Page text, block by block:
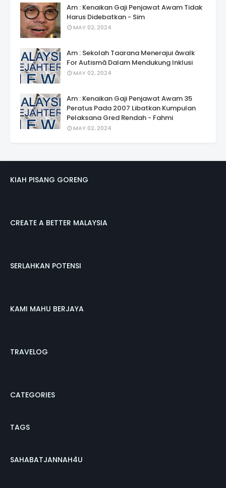
Am : Kenaikan Gaji Penjawat Awam Tidak
Harus Didebatkan - Sim
MAY 02, 2024
Am : Sekolah Taarana Menerajui âwalk
For Autismâ Dalam Mendukung Inklusi
MAY 02, 2024
Am : Kenaikan Gaji Penjawat Awam 35
Peratus Pada 2007 Libatkan Kumpulan
Pelaksana Gred Rendah - Fahmi
MAY 02, 2024
KIAH PISANG GORENG
CREATE A BETTER MALAYSIA
SERLAHKAN POTENSI
KAMI MAHU BERJAYA
TRAVELOG
CATEGORIES
TAGS
SAHABATJANNAH4U